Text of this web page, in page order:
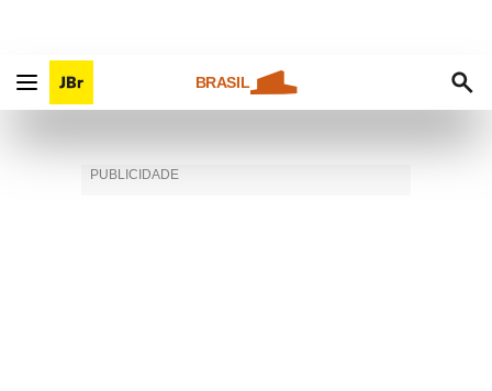
BRASIL